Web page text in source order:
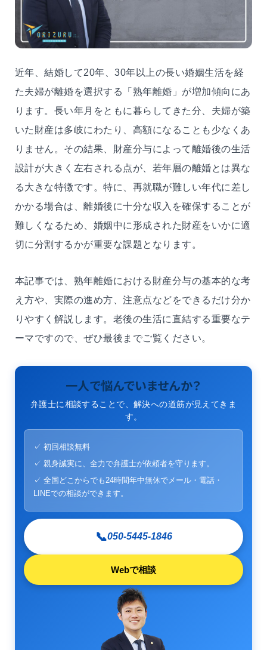
近年、結婚して20年、30年以上の長い婚姻生活を経
た夫婦が離婚を選択する「熟年離婚」が増加傾向にあ
ります。長い年月をともに暮らしてきた分、夫婦が築
いた財産は多岐にわたり、高額になることも少なくあ
りません。その結果、財産分与によって離婚後の生活
設計が大きく左右される点が、若年層の離婚とは異な
る大きな特徴です。特に、再就職が難しい年代に差し
かかる場合は、離婚後に十分な収入を確保することが
難しくなるため、婚姻中に形成された財産をいかに適
切に分割するかが重要な課題となります。
本記事では、熟年離婚における財産分与の基本的な考
え方や、実際の進め方、注意点などをできるだけ分か
りやすく解説します。老後の生活に直結する重要なテ
ーマですので、ぜひ最後までご覧ください。
一人で悩んでいませんか？
弁護士に相談することで、解決への道筋が見えてきま
す。
✓ 初回相談無料
✓ 親身誠実に、全力で弁護士が依頼者を守ります。
✓ 全国どこからでも24時間年中無休でメール・電話・
LINEでの相談ができます。
📞050-5445-1846
Webで相談